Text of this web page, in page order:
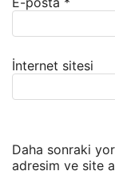
İnternet sitesi
Daha sonraki
adresim ve site